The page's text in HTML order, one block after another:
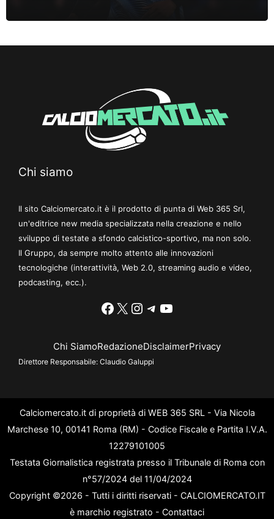
Chi siamo
Il sito Calciomercato.it è il prodotto di punta di Web 365 Srl,
un'editrice new media specializzata nella creazione e nello
sviluppo di testate a sfondo calcistico-sportivo, ma non solo.
Il Gruppo, da sempre molto attento alle innovazioni
tecnologiche (interattività, Web 2.0, streaming audio e video,
podcasting, ecc.).
Facebook
X Instagram
Telegram
YouTube
Chi SiamoRedazioneDisclaimerPrivacy
Direttore Responsabile: Claudio Galuppi
Calciomercato.it di proprietà di WEB 365 SRL - Via Nicola
Marchese 10, 00141 Roma (RM) - Codice Fiscale e Partita I.V.A.
12279101005
Testata Giornalistica registrata presso il Tribunale di Roma con
n°57/2024 del 11/04/2024
Copyright ©2026 - Tutti i diritti riservati - CALCIOMERCATO.IT
è marchio registrato - Contattaci